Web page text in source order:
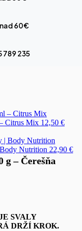
60€
789 235
Citrus Mix 12,50 €
Nutrition 22,90 €
– Čerešňa
SVALY
DRŽÍ KROK.